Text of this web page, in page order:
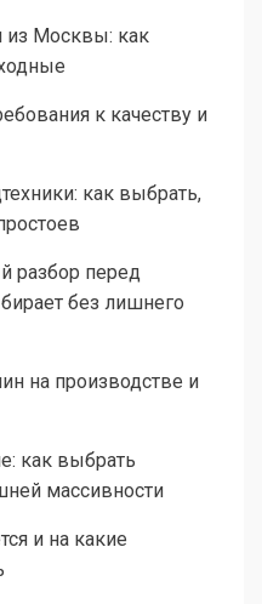
из Москвы: как
к качеству и
как выбрать,
разбор перед
без лишнего
на производстве и
как выбрать
массивности
и на какие